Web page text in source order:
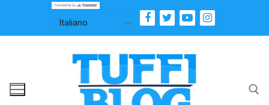
contenuto